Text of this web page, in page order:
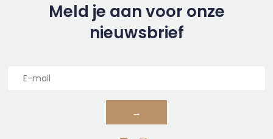
Meld je aan voor onze
nieuwsbrief
→